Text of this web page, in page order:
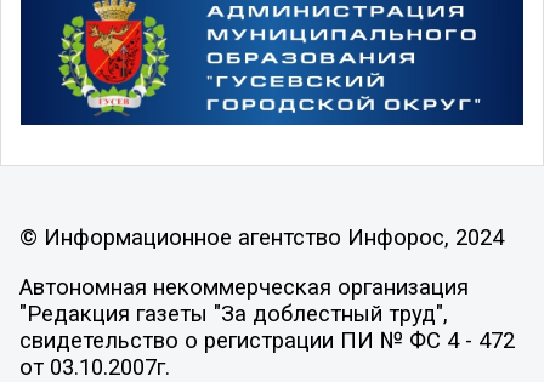
© Информационное агентство Инфорос, 2024
Автономная некоммерческая организация
"Редакция газеты "За доблестный труд",
свидетельство о регистрации ПИ № ФС 4 - 472
от 03.10.2007г.